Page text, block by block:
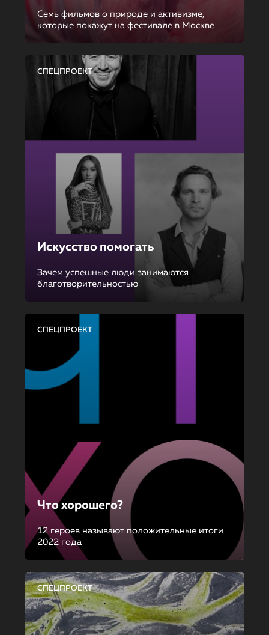
Семь фильмов о природе и активизме,
которые покажут на фестивале в Москве
СПЕЦПРОЕКТ
Искусство помогать
Зачем успешные люди занимаются
благотворительностью
СПЕЦПРОЕКТ
Что хорошего?
12 героев называют положительные итоги
2022 года
СПЕЦПРОЕКТ